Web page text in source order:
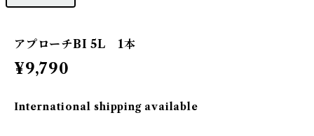
アプローチBI 5L 1本
¥9,790
International shipping available